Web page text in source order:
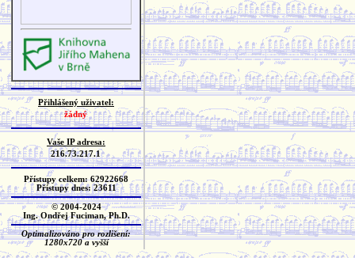
Přihlášený uživatel:
žádný
Vaše IP adresa:
216.73.217.1
Přístupy celkem: 62922668
Přístupy dnes: 23611
© 2004-2024
Ing. Ondřej Fuciman, Ph.D.
Optimalizováno pro rozlišení:
1280x720 a vyšší